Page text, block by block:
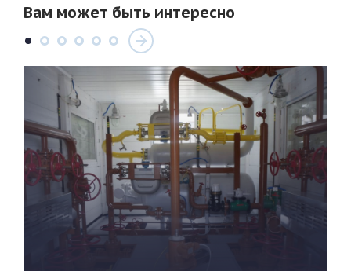
Вам может быть интересно